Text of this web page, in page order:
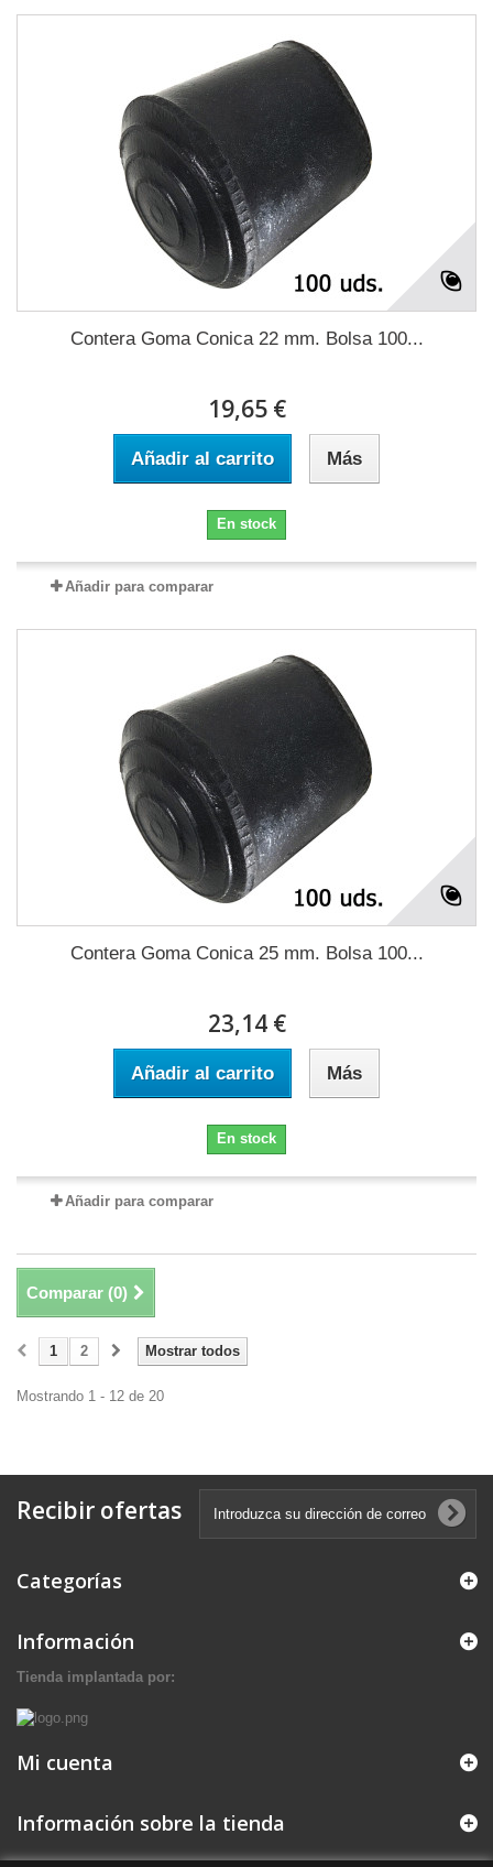
Contera Goma Conica 22 mm. Bolsa 100...
19,65 €
Añadir al carrito Más
En stock
Añadir para comparar
Contera Goma Conica 25 mm. Bolsa 100...
23,14 €
Añadir al carrito Más
En stock
Añadir para comparar
Comparar (0)
Mostrar todos
1 2
Mostrando 1 - 12 de 20
Recibir ofertas
Categorías
Información
Tienda implantada por:
Mi cuenta
Información sobre la tienda